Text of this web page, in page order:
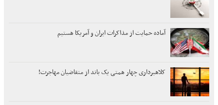
آماده حمایت از مذاکرات ایران و آمریکا هستیم
کلاهبرداری چهار همتی یک باند از متقاضیان مهاجرت!